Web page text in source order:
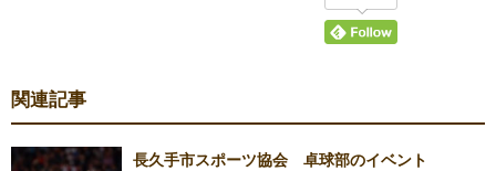
関連記事
長久手市スポーツ協会 卓球部のイベント